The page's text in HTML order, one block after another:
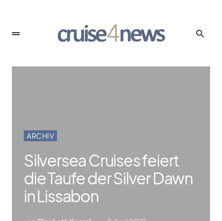
ARCHIV
Silversea Cruises feiert
die Taufe der Silver Dawn
in Lissabon